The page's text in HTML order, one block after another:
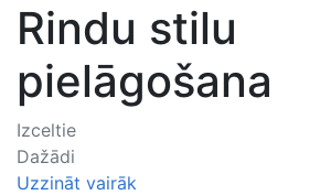
Rindu stilu
pielāgošana
Izceltie
Dažādi
Uzzināt vairāk